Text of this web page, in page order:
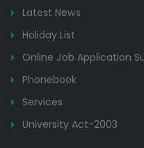
Latest News
Holiday List
Online Job Application
Phonebook
Services
University Act-2003